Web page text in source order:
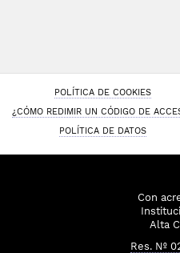
POLÍTICA DE COOKIES
¿CÓMO REDIMIR UN CÓDIGO DE
POLÍTICA DE DATOS
Con
Alta
Res. Nº